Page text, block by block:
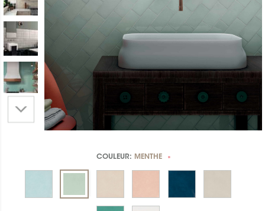
COULEUR: MENTHE *